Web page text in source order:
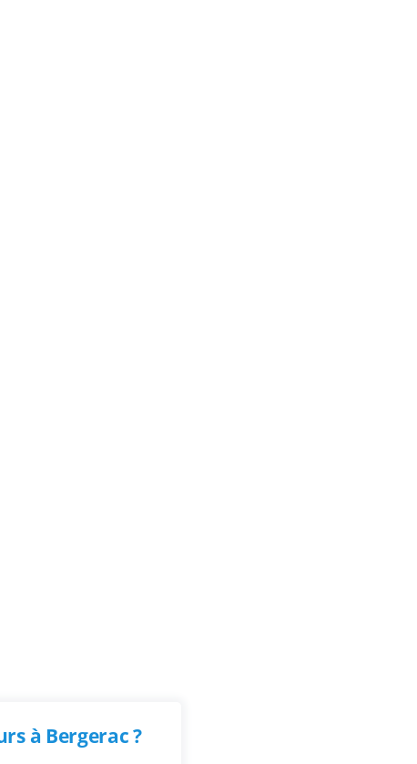
à Bergerac ?